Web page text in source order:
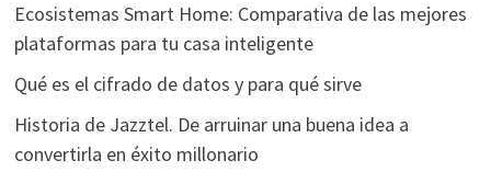
Ecosistemas Smart Home: Comparativa de las mejores
plataformas para tu casa inteligente
Qué es el cifrado de datos y para qué sirve
Historia de Jazztel. De arruinar una buena idea a
convertirla en éxito millonario